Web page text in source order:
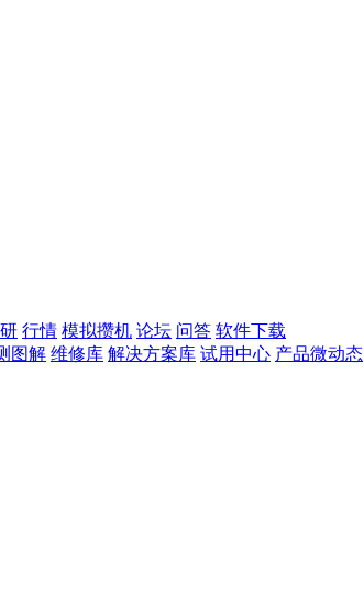
行情 模拟攒机 论坛 问答 软件下载
图解 维修库 解决方案库 试用中心 产品微动态